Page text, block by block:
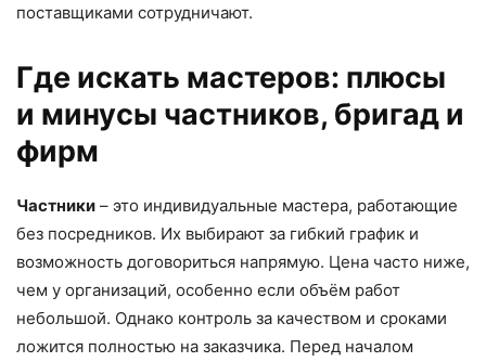
поставщиками сотрудничают.
Где искать мастеров: плюсы
и минусы частников, бригад и
фирм
Частники – это индивидуальные мастера, работающие
без посредников. Их выбирают за гибкий график и
возможность договориться напрямую. Цена часто ниже,
чем у организаций, особенно если объём работ
небольшой. Однако контроль за качеством и сроками
ложится полностью на заказчика. Перед началом